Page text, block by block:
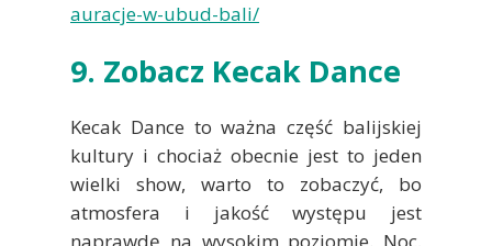
auracje-w-ubud-bali/
9. Zobacz Kecak Dance
Kecak Dance to ważna część balijskiej
kultury i chociaż obecnie jest to jeden
wielki show, warto to zobaczyć, bo
atmosfera i jakość występu jest